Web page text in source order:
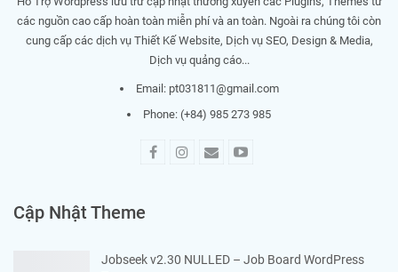
các nguồn cao cấp hoàn toàn miễn phí và an toàn. Ngoài ra chúng tôi còn
cung cấp các dịch vụ Thiết Kế Website, Dịch vụ SEO, Design & Media,
Dịch vụ quảng cáo...
Email: pt031811@gmail.com
Phone: (+84) 985 273 985
Cập Nhật Theme
Jobseek v2.30 NULLED – Job Board WordPress